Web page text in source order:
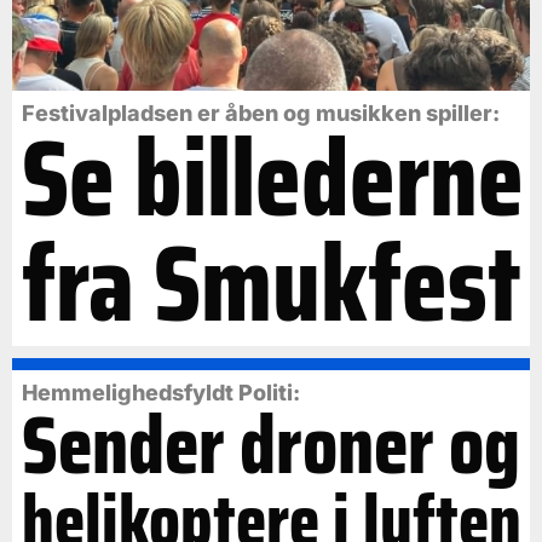
Festivalpladsen er åben og musikken spiller:
Se billederne
fra Smukfest
Hemmelighedsfyldt Politi:
Sender droner og